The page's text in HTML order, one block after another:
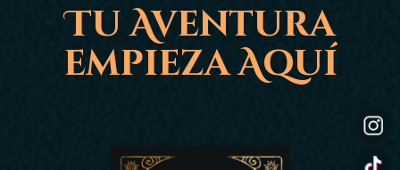
Tu Aventura
empieza Aquí